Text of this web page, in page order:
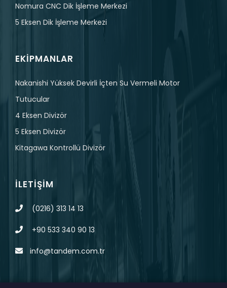
Nomura CNC Dik İşleme Merkezi
5 Eksen Dik İşleme Merkezi
EKIPMANLAR
Nakanishi Yüksek Devirli İçten Su Vermeli Motor
Tutucular
4 Eksen Divizör
5 Eksen Divizör
Kitagawa Kontrollü Divizör
İLETIŞIM
(0216) 313 14 13
+90 533 340 90 13
info@tandem.com.tr